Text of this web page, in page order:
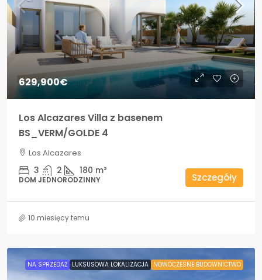
629,900€
Los Alcazares Villa z basenem
BS_VERM/GOLDE 4
Los Alcazares
3 2 180 m²
DOM JEDNORODZINNY Szczegóły
10 miesięcy temu
NA SPRZEDAŻ LUKSUSOWA LOKALIZACJA NOWOCZESNE BUDOWNICTWO